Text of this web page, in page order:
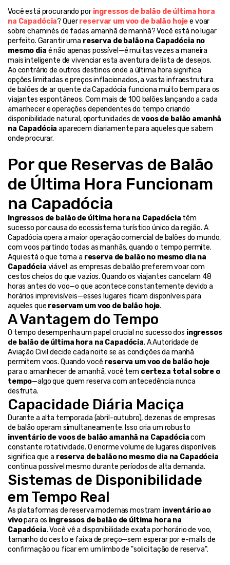
Você está procurando por ingressos de balão de última hora
na Capadócia? Quer reservar um voo de balão hoje e voar
sobre chaminés de fadas amanhã de manhã? Você está no lugar
perfeito. Garantir uma reserva de balão na Capadócia no
mesmo dia é não apenas possível—é muitas vezes a maneira
mais inteligente de vivenciar esta aventura de lista de desejos.
Ao contrário de outros destinos onde a última hora significa
opções limitadas e preços inflacionados, a vasta infraestrutura
de balões de ar quente da Capadócia funciona muito bem para os
viajantes espontâneos. Com mais de 100 balões lançando a cada
amanhecer e operações dependentes do tempo criando
disponibilidade natural, oportunidades de voos de balão amanhã
na Capadócia aparecem diariamente para aqueles que sabem
onde procurar.
Por que Reservas de Balão
de Última Hora Funcionam
na Capadócia
Ingressos de balão de última hora na Capadócia têm
sucesso por causa do ecossistema turístico único da região. A
Capadócia opera a maior operação comercial de balões do mundo,
com voos partindo todas as manhãs, quando o tempo permite.
Aqui está o que torna a reserva de balão no mesmo dia na
Capadócia viável: as empresas de balão preferem voar com
cestos cheios do que vazios. Quando os viajantes cancelam 48
horas antes do voo—o que acontece constantemente devido a
horários imprevisíveis—esses lugares ficam disponíveis para
aqueles que reservam um voo de balão hoje.
A Vantagem do Tempo
O tempo desempenha um papel crucial no sucesso dos ingressos
de balão de última hora na Capadócia. A Autoridade de
Aviação Civil decide cada noite se as condições da manhã
permitem voos. Quando você reserva um voo de balão hoje
para o amanhecer de amanhã, você tem certeza total sobre o
tempo—algo que quem reserva com antecedência nunca
desfruta.
Capacidade Diária Maciça
Durante a alta temporada (abril-outubro), dezenas de empresas
inventário de voos de balão amanhã na Capadócia com
constante rotatividade. O enorme volume de lugares disponíveis
significa que a reserva de balão no mesmo dia na Capadócia
continua possível mesmo durante períodos de alta demanda.
Sistemas de Disponibilidade
em Tempo Real
As plataformas de reserva modernas mostram inventário ao
vivo para os ingressos de balão de última hora na
Capadócia. Você vê a disponibilidade exata por horário de voo,
tamanho do cesto e faixa de preço—sem esperar por e-mails de
confirmação ou ficar em um limbo de "solicitação de reserva".